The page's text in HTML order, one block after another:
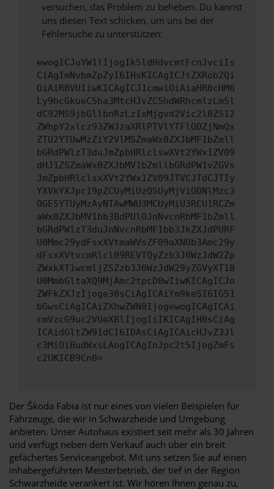
versuchen, das Problem zu beheben. Du kannst
uns diesen Text schicken, um uns bei der
Fehlersuche zu unterstützen:
ewogICJuYW1lIjogIk5ldHdvcmtFcnJvciIs
CiAgImNvbmZpZyI6IHsKICAgICJtZXRob2Qi
OiAiR0VUIiwKICAgICJ1cmwiOiAiaHR0cHM6
Ly9hcGkueC5ha3MtcHJvZC5hdWRhcmlzLm5l
dC92MS9jbGllbnRzLzIxMjgvd2Vic2l0ZS12
ZWhpY2xlcz93ZWJzaXRlPTVlYTFlODZjNmQx
ZTU2YTUwMzZiY2VlMSZmaWx0ZXJbMF1bZmll
bGRdPWlzT3duJmZpbHRlclswXVt2YWx1ZV09
dHJ1ZSZmaWx0ZXJbMV1bZmllbGRdPW1vZGVs
JmZpbHRlclsxXVt2YWx1ZV09JTVCJTdCJTIy
YXVkYXJpc19pZCUyMiUzQSUyMjViODNlMzc3
OGE5YTUyMzAyNTAwMWU3MCUyMiU3RCU1RCZm
aWx0ZXJbMV1bb3BdPUlOJnNvcnRbMF1bZmll
bGRdPWlzT3duJnNvcnRbMF1bb3JkZXJdPURF
U0Mmc29ydFsxXVtmaWVsZF09aXNUb3Amc29y
dFsxXVtvcmRlcl09REVTQyZzb3J0WzJdW2Zp
ZWxkXT1wcmljZSZzb3J0WzJdW29yZGVyXT1B
U0MmbGltaXQ9MjAmc2tpcD0wIiwKICAgICJo
ZWFkZXJzIjoge30sCiAgICAiYm9keSI6IG51
bGwsCiAgICAiZXhwZWN0IjogewogICAgICAi
cmVzcG9uc2VUeXBlIjogIiIKICAgIH0sCiAg
ICAidGltZW91dCI6IDAsCiAgICAicHJvZ3Jl
c3MiOiBudWxsLAogICAgInJpc2t5IjogZmFs
c2UKICB9Cn0=
Der Škoda Fabia ist nur eines von vielen Beispielen für
Fahrzeuge, die wir in Schwarzheide und Umgebung
anbieten. Unser Autohaus existiert seit mehr als 30 Jahren
und verfügt neben dem Verkauf auch über ein breit
gefächertes Serviceangebot. Mit uns setzen Sie auf einen
inhabergeführten Meisterbetrieb, der tief in der Region
Schwarzheide verankert ist. Wir hören Ihnen genau zu,